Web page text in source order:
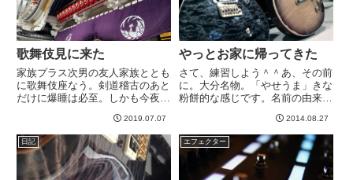
歌舞伎見に来た
家族プラス次男の友人家族ととも
に歌舞伎座なう。剣道稽古のあと
だけに爆睡は必至。しかも今夜の
2019.07.07
やっとお家に帰ってきた
さて、練習しよう＾＾あ、その前
に。大分名物。「やせうま」きな
粉餅的な感じです。名前の由来
さんが、幼君のためにこのお菓子
を作ったところ、幼君が「うま！
うま！やせ、これめっちゃう
ま！」とか言ったからだそうで
す。・・...
2014.08.27
日記 エフェクター